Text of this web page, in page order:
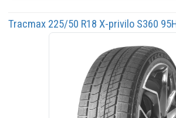
Tracmax 225/50 R18 X-privilo S360